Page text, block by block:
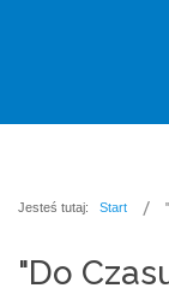
Jesteś tutaj: Start
"Do